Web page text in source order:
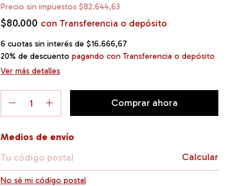
Precio sin impuestos $82.644,63
$80.000 con Transferencia o depósito
6 cuotas sin interés de $16.666,67
20% de descuento pagando con Transferencia o depósito
Ver más detalles
Entregas para el CP:
Medios de envío
Calcular
No sé mi código postal